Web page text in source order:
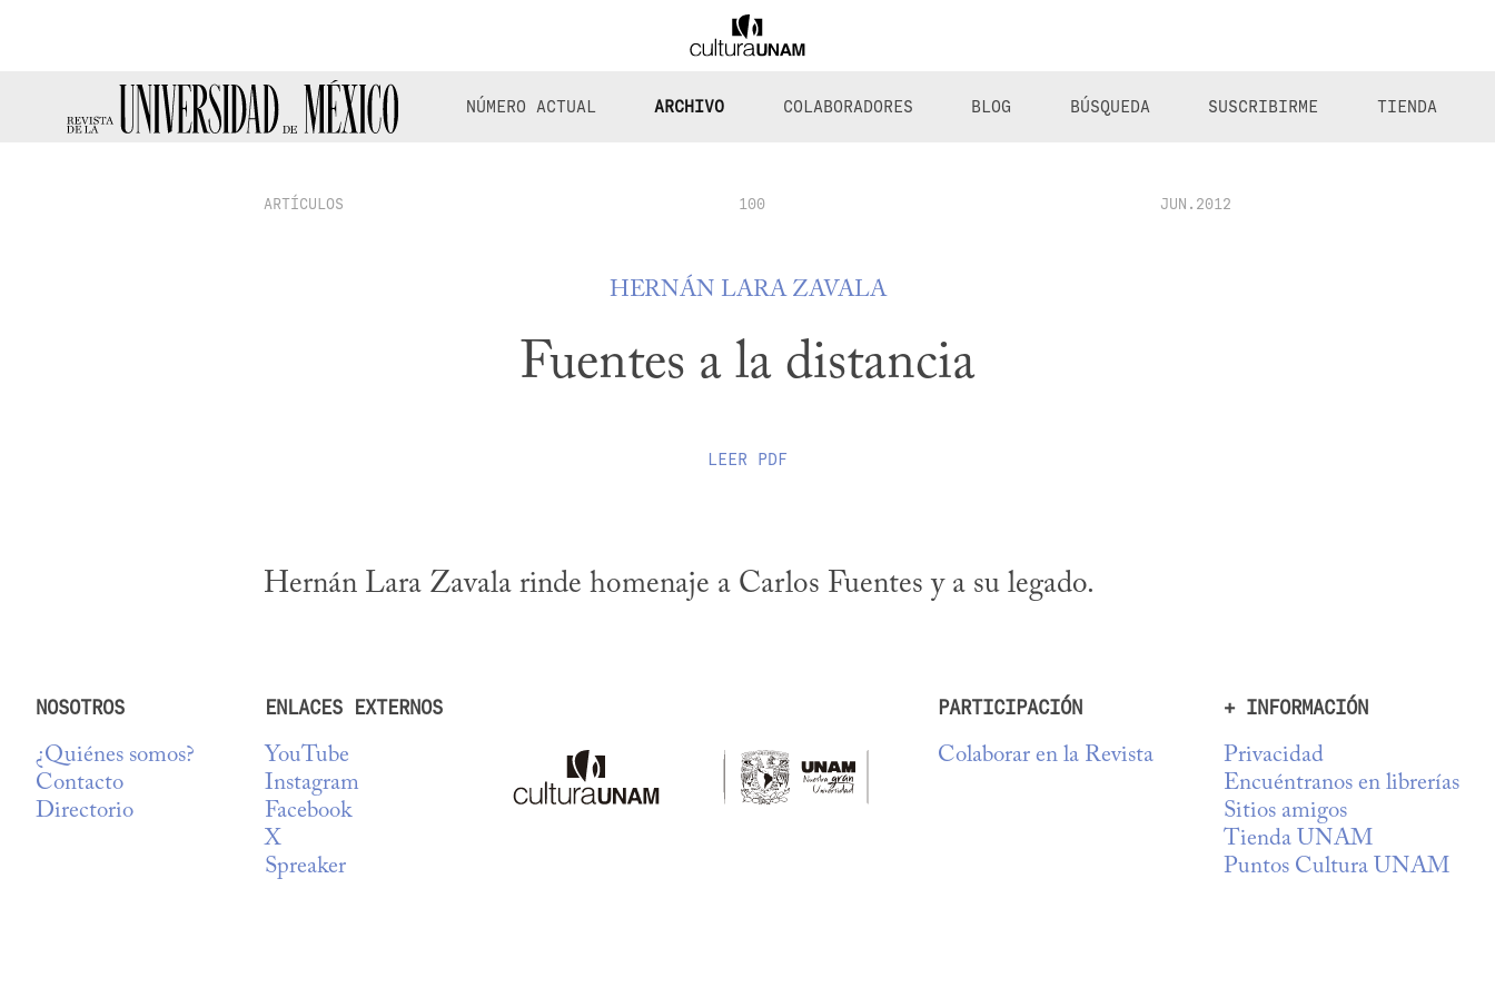
NÚMERO ACTUAL ARCHIVO COLABORADORES BLOG BÚSQUEDA SUSCRIBIRME TIENDA
ARTÍCULOS 100 JUN.2012
HERNÁN LARA ZAVALA
Fuentes a la distancia
LEER PDF
Hernán Lara Zavala rinde homenaje a Carlos Fuentes y a su legado.
NOSOTROS
¿Quiénes somos?
Contacto
Directorio
ENLACES EXTERNOS
YouTube
Instagram
Facebook
X
Spreaker
PARTICIPACIÓN
Colaborar en la Revista
+ INFORMACIÓN
Privacidad
Encuéntranos en librerías
Sitios amigos
Tienda UNAM
Puntos Cultura UNAM